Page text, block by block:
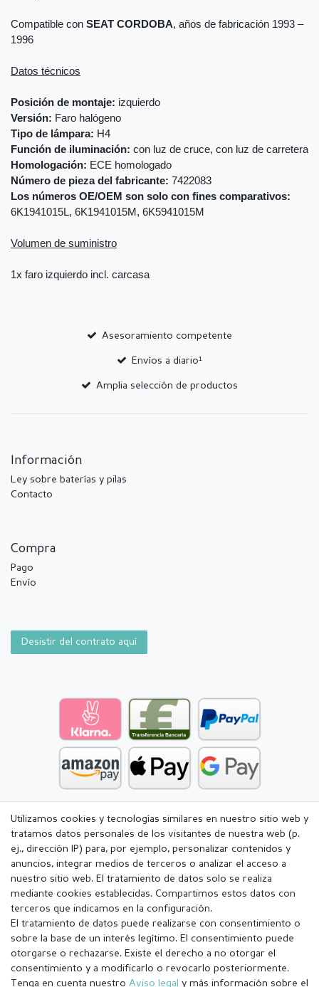
Compatible con SEAT CORDOBA, años de fabricación 1993 –
1996
Datos técnicos
Posición de montaje: izquierdo
Versión: Faro halógeno
Tipo de lámpara: H4
Función de iluminación: con luz de cruce, con luz de carretera
Homologación: ECE homologado
Número de pieza del fabricante: 7422083
Los números OE/OEM son solo con fines comparativos:
6K1941015L, 6K1941015M, 6K5941015M
Volumen de suministro
1x faro izquierdo incl. carcasa
Asesoramiento competente
Envíos a diario¹
Amplia selección de productos
Información
Ley sobre baterías y pilas
Contacto
Compra
Pago
Envío
Desistir del contrato aquí
Utilizamos cookies y tecnologías similares en nuestro sitio web y
tratamos datos personales de los visitantes de nuestra web (p.
ej., dirección IP) para, por ejemplo, personalizar contenidos y
anuncios, integrar medios de terceros o analizar el acceso a
nuestro sitio web. El tratamiento de datos solo se realiza
mediante cookies establecidas. Compartimos estos datos con
terceros que indicamos en la configuración.
El tratamiento de datos puede realizarse con consentimiento o
sobre la base de un interés legítimo. El consentimiento puede
otorgarse o rechazarse. Existe el derecho a no otorgar el
consentimiento y a modificarlo o revocarlo posteriormente.
Tenga en cuenta nuestro Aviso legal y más información sobre el